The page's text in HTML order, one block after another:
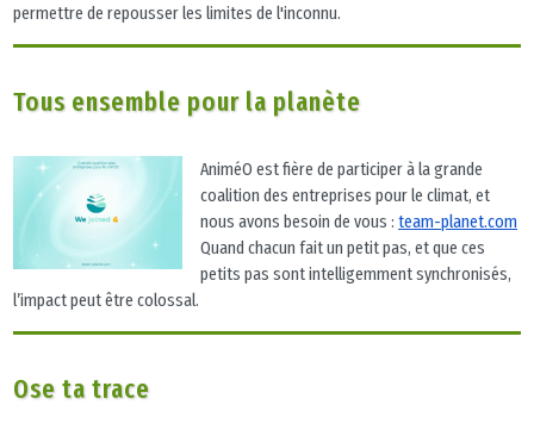
permettre de repousser les limites de l'inconnu.
Tous ensemble pour la planète
AniméO est fière de participer à la grande
coalition des entreprises pour le climat, et
nous avons besoin de vous :team-planet.com
Quand chacun fait un petit pas, et que ces
petits pas sont intelligemment synchronisés,
l’impact peut être colossal.
Ose ta trace